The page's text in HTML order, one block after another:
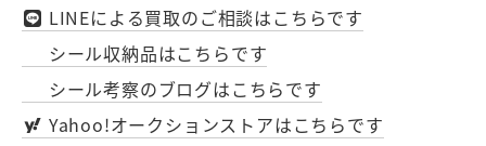
LINEによる買取のご相談はこちらです
シール収納品はこちらです
シール考察のブログはこちらです
Yahoo!オークションストアはこちらです